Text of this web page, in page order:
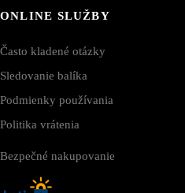
ONLINE SLUŽBY
Často kladené otázky
Sledovanie balíka
Podmienky používania
Politika vrátenia
Bezpečné nakupovanie